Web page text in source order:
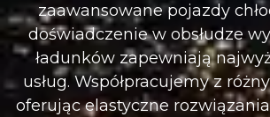
zaawansowane pojazdy
doświadczenie w obsłudze
ładunków zapewniają
usług. Współpracujemy z
oferując elastyczne